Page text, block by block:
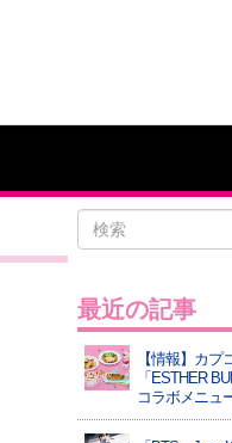
最近の記事
【情報】カ
「ESTHER
コラボメニュ